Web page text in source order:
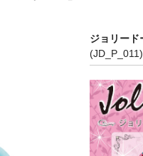
ジョリード
(JD_P_011)